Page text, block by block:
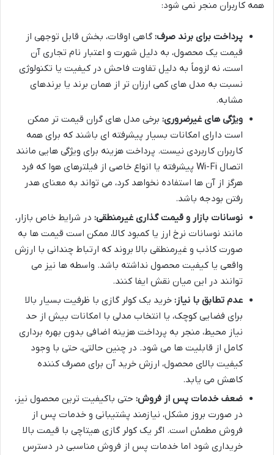
همه کاربران منجر نمی شود:
پرداخت برای برند صرف: گاهی اوقات، بخش قابل توجهی از
قیمت یک محصول، به دلیل شهرت و اعتبار نام تجاری آن
است، نه لزوماً به دلیل تفاوت فاحش در کیفیت یا تکنولوژی
نسبت به مدل های کمی ارزان تر از همان برند یا برندهای
مشابه.
ویژگی های غیرضروری: برخی مدل های گران قیمت تر ممکن
است دارای امکانات بسیار پیشرفته ای باشند که برای همه
کاربران کاربردی نیست. پرداخت هزینه برای ویژگی هایی مانند
اتصال Wi-Fi پیشرفته یا انواع خاصی از فیلترهای هوا که فرد
هرگز از آن ها استفاده نخواهد کرد، می تواند به معنای هدر
رفتن بودجه باشد.
نوسانات بازار و قیمت گذاری غیرمنطقی: در شرایط خاص بازار،
مانند نوسانات نرخ ارز یا کمبود کالا، ممکن است قیمت ها به
صورت کاذب و غیرمنطقی بالا بروند که ارتباط چندانی با ارزش
واقعی یا کیفیت محصول نداشته باشد. واسطه ها نیز می
توانند در این میان نقش ایفا کنند.
عدم تطابق با نیاز: خرید یک کولر گازی با ظرفیت بسیار بالا
برای فضایی کوچک، یا انتخاب مدلی با امکانات بیش از حد
نیاز محیط، منجر به پرداخت هزینه اضافی بدون بهره برداری
کامل از قابلیت ها می شود. در چنین حالتی، حتی با وجود
کیفیت بالای محصول، ارزش خرید آن برای مصرف کننده
کاهش می یابد.
ضعف خدمات پس از فروش: حتی باکیفیت ترین محصول نیز،
در صورت بروز مشکل، نیازمند پشتیبانی و خدمات پس از
فروش مطمئن است. اگر یک کولر گازی هیتاچی با قیمت بالا
خریداری شود اما خدمات پس از فروش مناسبی در دسترس